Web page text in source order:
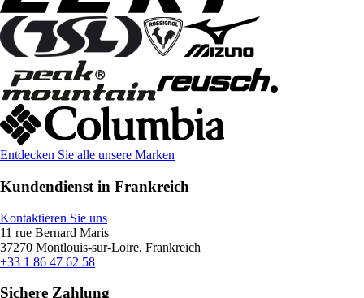
Entdecken Sie alle unsere Marken
Kundendienst in Frankreich
Kontaktieren Sie uns
11 rue Bernard Maris
37270 Montlouis-sur-Loire, Frankreich
+33 1 86 47 62 58
Sichere Zahlung